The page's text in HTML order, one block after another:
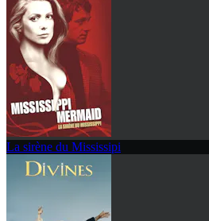
La sirène du Mississipi